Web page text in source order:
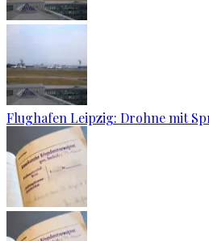
Flughafen Leipzig: Drohne mit